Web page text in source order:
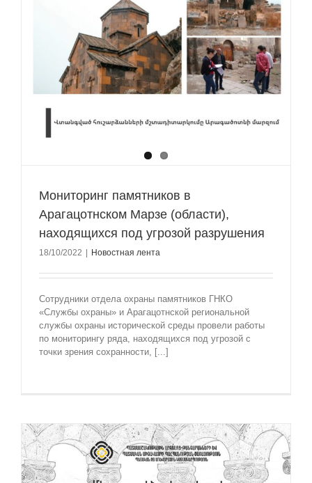
Мониторинг памятников в
Арагацотнском Марзе (области),
находящихся под угрозой разрушения
18/10/2022 Новостная лента
Сотрудники отдела охраны памятников ГНКО
«Службы охраны» и Арагацотнской региональной
службы охраны исторической среды провели работы
по мониторингу ряда, находящихся под угрозой с
точки зрения сохранности, [...]